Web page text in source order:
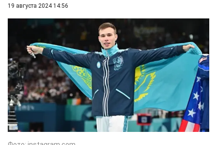
19 августа 2024 14:56